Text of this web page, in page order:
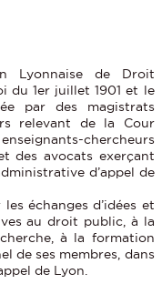
Lyonnaise de Droit
du 1er juillet 1901 et le
par des magistrats
relevant de la Cour
chercheurs
des avocats exerçant
d’appel de
échanges d’idées et
au droit public, à la
à la formation
de ses membres, dans
de Lyon.